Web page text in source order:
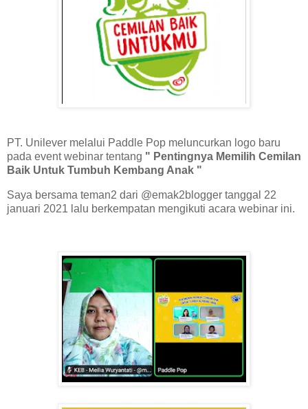
PT. Unilever melalui Paddle Pop meluncurkan logo baru
pada event webinar tentang " Pentingnya Memilih Cemilan
Baik Untuk Tumbuh Kembang Anak "
Saya bersama teman2 dari @emak2blogger tanggal 22
januari 2021 lalu berkempatan mengikuti acara webinar ini.